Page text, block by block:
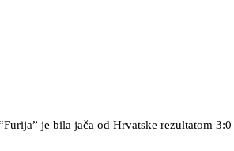
je bila jača od Hrvatske rezultatom